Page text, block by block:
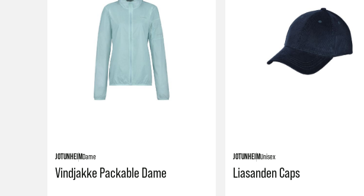
JOTUNHEIMDame
Vindjakke Packable Dame
JOTUNHEIMUnisex
Liasanden Caps